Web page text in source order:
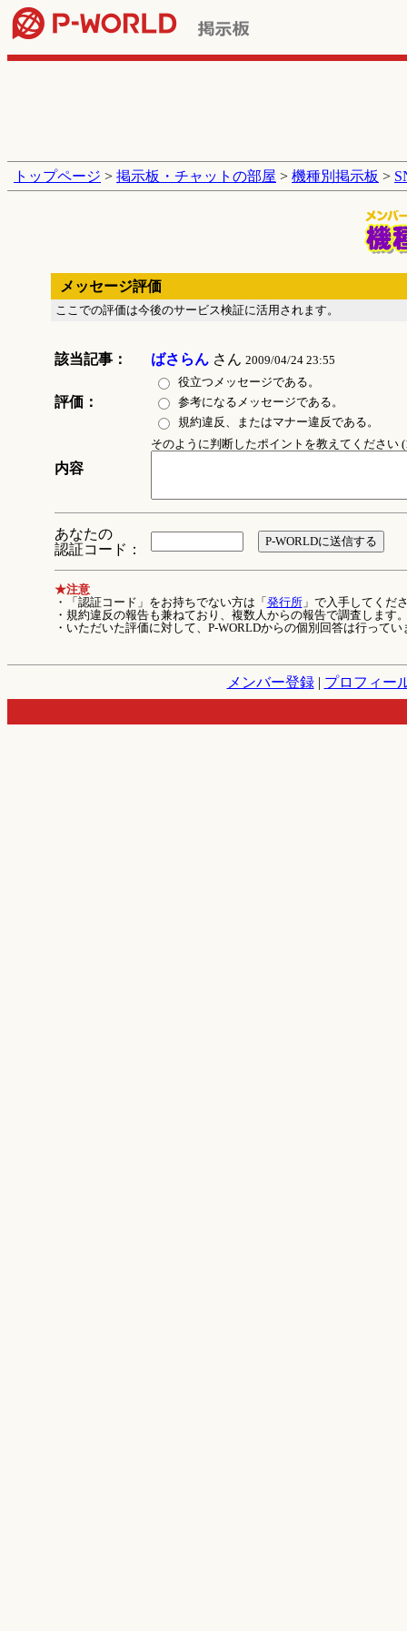
トップページ > 掲示板・チャットの部屋 > 機種別掲示板 >
メッセージ評価
ここでの評価は今後のサービス検証に活用されます。
該当記事： ばさらんさん 2009/04/24 23:55
評価：
役立つメッセージである。
参考になるメッセージである。
規約違反、またはマナー違反である。
内容
そのように判断したポイントを教えてください
あなたの
認証コード：
★注意
・「認証コード」をお持ちでない方は「 発行所」で入手してくだ
・規約違反の報告も兼ねており、複数人からの報告で調査します
・いただいた評価に対して、P-WORLDからの個別回答は行ってい
メンバー登録| プロフィー